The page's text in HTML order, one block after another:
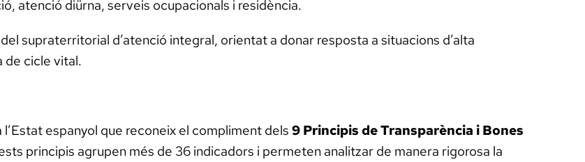
atenció diürna, serveis ocupacionals i residència.
supraterritorial d’atenció integral, orientat a donar resposta a situacions d’alta
de cicle vital.
l’Estat espanyol que reconeix el compliment dels9 Principis de Transparència i Bones
principis agrupen més de 36 indicadors i permeten analitzar de manera rigorosa la